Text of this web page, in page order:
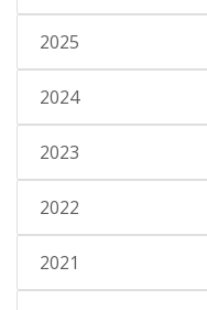
2025
2024
2023
2022
2021